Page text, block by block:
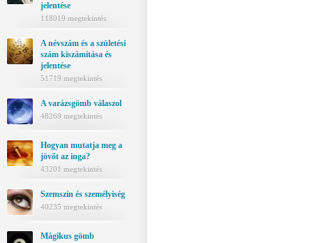
jelentése
118019 megtekintés
A névszám és a születési
szám kiszámítása és
jelentése
51719 megtekintés
A varázsgömb válaszol
48269 megtekintés
Hogyan mutatja meg a
jövőt az inga?
43201 megtekintés
Szemszín és személyiség
40235 megtekintés
Mágikus gömb